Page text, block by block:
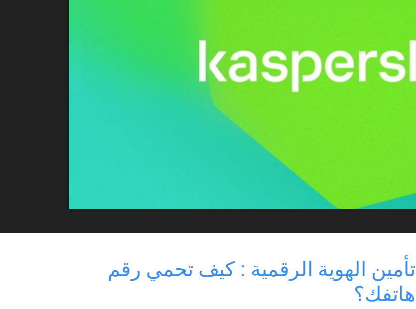
تأمين الهوية الرقمية : كيف تحمي رقم
هاتفك؟